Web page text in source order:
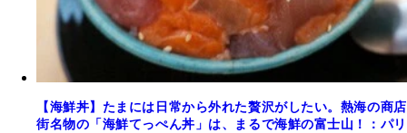
【海鮮丼】たまには日常から外れた贅沢がしたい。熱海の商店
街名物の「海鮮てっぺん丼」は、まるで海鮮の富士山！：パリ